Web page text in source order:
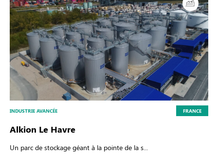
INDUSTRIE AVANCÉE FRANCE
Alkion Le Havre
Un parc de stockage géant à la pointe de la s...